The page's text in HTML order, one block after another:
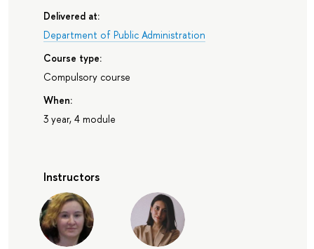
Delivered at:
Department of Public Administration
Course type:
Compulsory course
When:
3 year, 4 module
Instructors